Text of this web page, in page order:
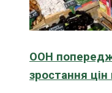
ООН
зростання